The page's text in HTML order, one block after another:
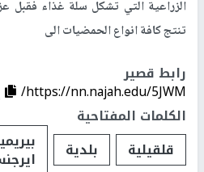
تنتج كافة انواع الحمضيات الى
رابط قصير
https://nn.najah.edu/5JWM/
الكلمات المفتاحية
قلقيلية
بلدية